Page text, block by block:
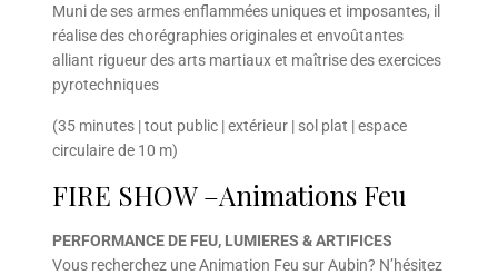
Muni de ses armes enflammées uniques et imposantes, il
réalise des chorégraphies originales et envoûtantes
alliant rigueur des arts martiaux et maîtrise des exercices
pyrotechniques
(35 minutes | tout public | extérieur | sol plat | espace
circulaire de 10 m)
FIRE SHOW –Animations Feu
PERFORMANCE DE FEU, LUMIERES & ARTIFICES
Vous recherchez une Animation Feu sur Aubin? N’hésitez